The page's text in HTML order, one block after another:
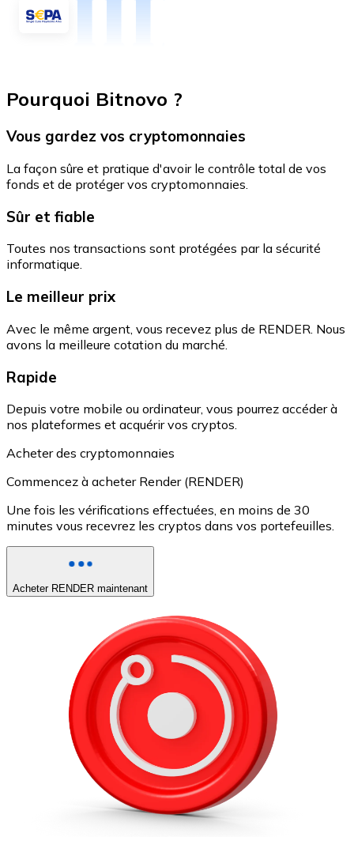
Pourquoi Bitnovo ?
Vous gardez vos cryptomonnaies
La façon sûre et pratique d'avoir le contrôle total de vos
fonds et de protéger vos cryptomonnaies.
Sûr et fiable
Toutes nos transactions sont protégées par la sécurité
informatique.
Le meilleur prix
Avec le même argent, vous recevez plus de RENDER. Nous
avons la meilleure cotation du marché.
Rapide
Depuis votre mobile ou ordinateur, vous pourrez accéder à
nos plateformes et acquérir vos cryptos.
Acheter des cryptomonnaies
Commencez à acheter Render (RENDER)
Une fois les vérifications effectuées, en moins de 30
minutes vous recevrez les cryptos dans vos portefeuilles.
Acheter RENDER maintenant